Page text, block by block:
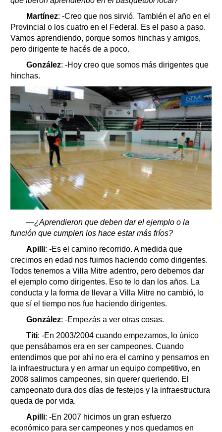
Martínez: -Creo que nos sirvió. También el año en el
Provincial o los cuatro en el Federal. Es el paso a paso.
Vamos aprendiendo, porque somos hinchas y amigos,
pero dirigente te hacés de a poco.
González: -Hoy creo que somos más dirigentes que
hinchas.
—¿Aprendieron que deben dar el ejemplo o la
función que cumplen los hace estar más fríos?
Apilli: -Es el camino recorrido. A medida que
crecimos en edad nos fuimos haciendo como dirigentes.
Todos tenemos a Villa Mitre adentro, pero debemos dar
el ejemplo como dirigentes. Eso te lo dan los años. La
conducta y la forma de llevar a Villa Mitre no cambió, lo
que sí el tiempo nos fue haciendo dirigentes.
González: -Empezás a ver otras cosas.
Titi: -En 2003/2004 cuando empezamos, lo único
que pensábamos era en ser campeones. Cuando
entendimos que por ahí no era el camino y pensamos en
la infraestructura y en armar un equipo competitivo, en
2008 salimos campeones, sin querer queriendo. El
campeonato dura dos días de festejos y la infraestructura
queda de por vida.
Apilli: -En 2007 hicimos un gran esfuerzo
económico para ser campeones y nos quedamos en